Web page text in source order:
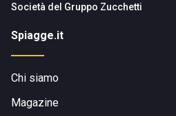
Società del Gruppo Zucchetti
Spiagge.it
Chi siamo
Magazine